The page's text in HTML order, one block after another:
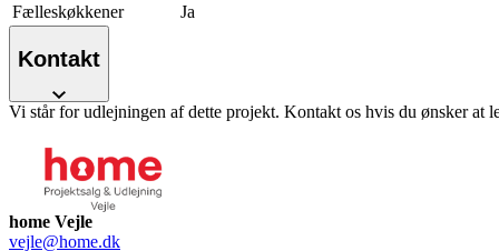
Fælleskøkkener
Ja
Kontakt
Vi står for udlejningen af dette projekt. Kontakt os hvis du ønsker at
home Vejle
vejle@home.dk